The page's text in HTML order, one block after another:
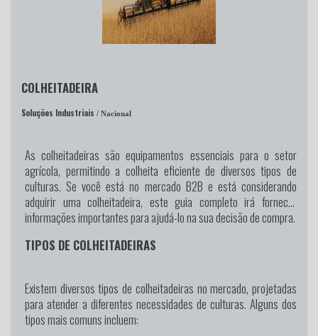
COLHEITADEIRA
Soluções Industriais / Nacional
As colheitadeiras são equipamentos essenciais para o setor
agrícola, permitindo a colheita eficiente de diversos tipos de
culturas. Se você está no mercado B2B e está considerando
adquirir uma colheitadeira, este guia completo irá fornecer
informações importantes para ajudá-lo na sua decisão de compra.
TIPOS DE COLHEITADEIRAS
Existem diversos tipos de colheitadeiras no mercado, projetadas
para atender a diferentes necessidades de culturas. Alguns dos
tipos mais comuns incluem: